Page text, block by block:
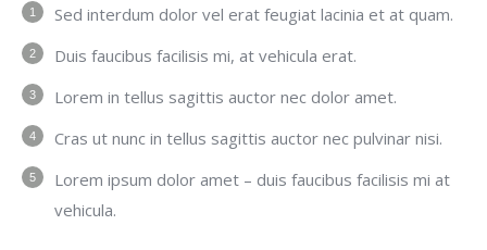
Sed interdum dolor vel erat feugiat lacinia et at quam.
Duis faucibus facilisis mi, at vehicula erat.
Lorem in tellus sagittis auctor nec dolor amet.
Cras ut nunc in tellus sagittis auctor nec pulvinar nisi.
Lorem ipsum dolor amet – duis faucibus facilisis mi at
vehicula.